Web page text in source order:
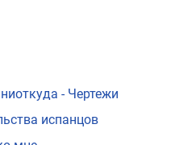
- Чертежи
испанцов